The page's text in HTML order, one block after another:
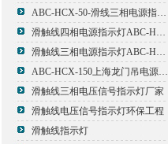
ABC-HCX-50-滑线三相电源指示灯厂家
滑触线四相电源指示灯ABC-HCX-100/4
滑触线三相电源指示灯ABC-HCX-100
ABC-HCX-150上海龙门吊电源指示灯
滑触线三相电压信号指示灯厂家
滑触线电压信号指示灯环保工程
滑触线指示灯